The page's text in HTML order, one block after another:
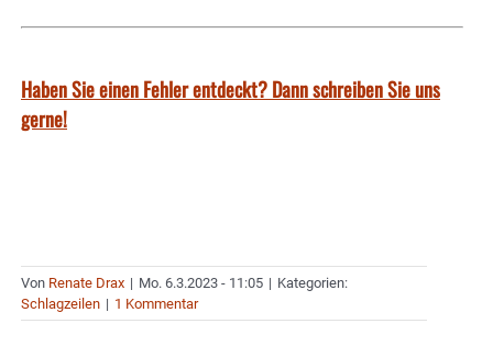
Haben Sie einen Fehler entdeckt? Dann schreiben Sie uns
gerne!
Von Renate Drax | Mo. 6.3.2023 - 11:05 | Kategorien:
Schlagzeilen | 1 Kommentar